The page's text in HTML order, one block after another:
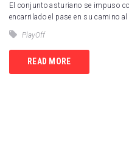
El conjunto asturiano se impuso
encarrilado el pase en su camino al
PlayOff
READ MORE